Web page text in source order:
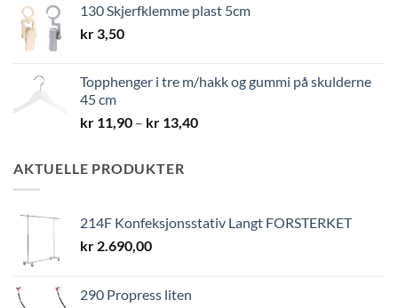
kr 19,40
130 Skjerfklemme plast 5cm
kr 3,50
Topphenger i tre m/hakk og gummi på skulderne
45 cm
kr 11,90 – kr 13,40Prisområde:
AKTUELLE PRODUKTER
214F Konfeksjonsstativ Langt FORSTERKET
kr 2.690,00
290 Propress liten